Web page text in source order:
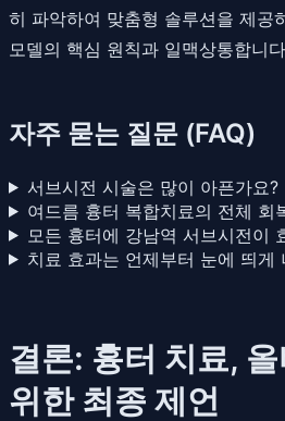
히 파악하여 맞춤형 솔루션을 제공
모델의 핵심 원칙과 일맥상통합니
자주 묻는 질문 (FAQ)
서브시전 시술은 많이 아픈가요?
여드름 흉터 복합치료의 전체 회
모든 흉터에 강남역 서브시전이
치료 효과는 언제부터 눈에 띄게
결론: 흉터 치료,
위한 최종 제언